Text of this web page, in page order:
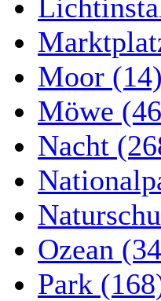
Moor (14)
Möwe
Nacht
Ozean
Park